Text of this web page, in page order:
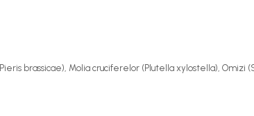
Pieris brassicae), Molia cruciferelor (Plutella xylostella), Omizi (